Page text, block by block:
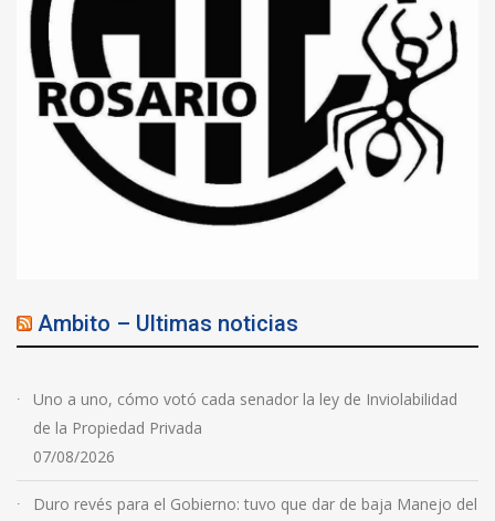
Ambito – Ultimas noticias
Uno a uno, cómo votó cada senador la ley de Inviolabilidad
de la Propiedad Privada
07/08/2026
Duro revés para el Gobierno: tuvo que dar de baja Manejo del